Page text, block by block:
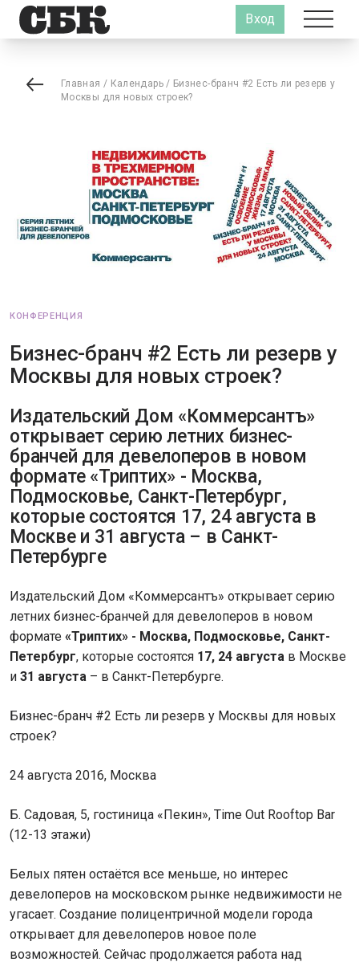
Вход
Главная / Календарь/ Бизнес-бранч #2 Есть ли резерв у
Москвы для новых строек?
КОНФЕРЕНЦИЯ
Бизнес-бранч #2 Есть ли резерв у
Москвы для новых строек?
Издательский Дом «Коммерсантъ»
открывает серию летних бизнес-
бранчей для девелоперов в новом
формате «Триптих» - Москва,
Подмосковье, Санкт-Петербург,
которые состоятся 17, 24 августа в
Москве и 31 августа – в Санкт-
Петербурге
Издательский Дом «Коммерсантъ» открывает серию
летних бизнес-бранчей для девелоперов в новом
формате «Триптих» - Москва, Подмосковье, Санкт-
Петербург, которые состоятся 17, 24 августа в Москве
и 31 августа – в Санкт-Петербурге.
Бизнес-бранч #2 Есть ли резерв у Москвы для новых
строек?
24 августа 2016, Москва
Б. Садовая, 5, гостиница «Пекин», Time Out Rooftop Bar
(12-13 этажи)
Белых пятен остаётся все меньше, но интерес
девелоперов на московском рынке недвижимости не
угасает. Создание полицентричной модели города
открывает для девелоперов новое поле
возможностей. Сейчас продолжается работа над